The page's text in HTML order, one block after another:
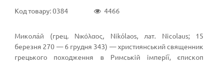
Код товару: 0384 4466
Микола́й (грец. Νικόλαος, Nikólaos, лат. Nicolaus; 15
березня 270 — 6 грудня 343) — християнський священник
грецького походження в Римській імперії, єпископ